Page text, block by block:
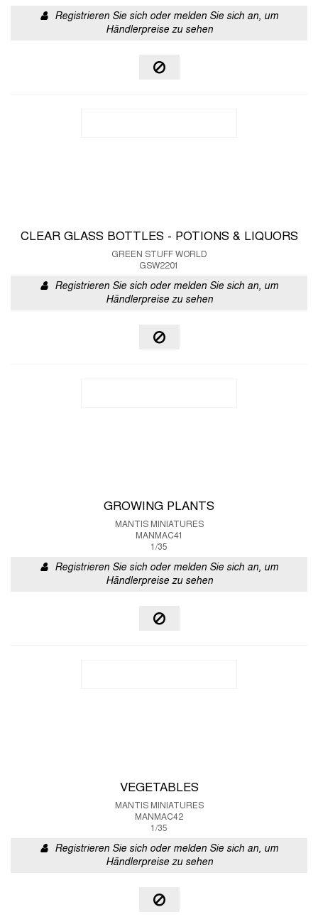
Registrieren Sie sich oder melden Sie sich an, um
Händlerpreise zu sehen
CLEAR GLASS BOTTLES - POTIONS & LIQUORS
GREEN STUFF WORLD
GSW2201
Registrieren Sie sich oder melden Sie sich an, um
Händlerpreise zu sehen
GROWING PLANTS
MANTIS MINIATURES
MANMAC41
1/35
Registrieren Sie sich oder melden Sie sich an, um
Händlerpreise zu sehen
VEGETABLES
MANTIS MINIATURES
MANMAC42
1/35
Registrieren Sie sich oder melden Sie sich an, um
Händlerpreise zu sehen